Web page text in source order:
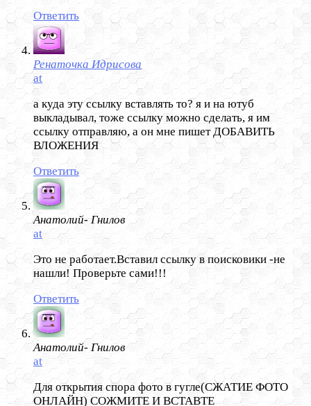
Ответить
Ренаточка Идрисова
at
а куда эту ссылку вставлять то? я и на ютуб
выкладывал, тоже ссылку можно сделать, я им
ссылку отправляю, а он мне пишет ДОБАВИТЬ
ВЛОЖЕНИЯ
Ответить
Анатолий- Гнилов
at
Это не работает.Вставил ссылку в поисковики -не
нашли! Проверьте сами!!!
Ответить
Анатолий- Гнилов
at
Для открытия спора фото в гугле(СЖАТИЕ ФОТО
ОНЛАЙН) СОЖМИТЕ И ВСТАВТЕ